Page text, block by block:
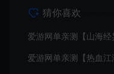
猜你喜欢